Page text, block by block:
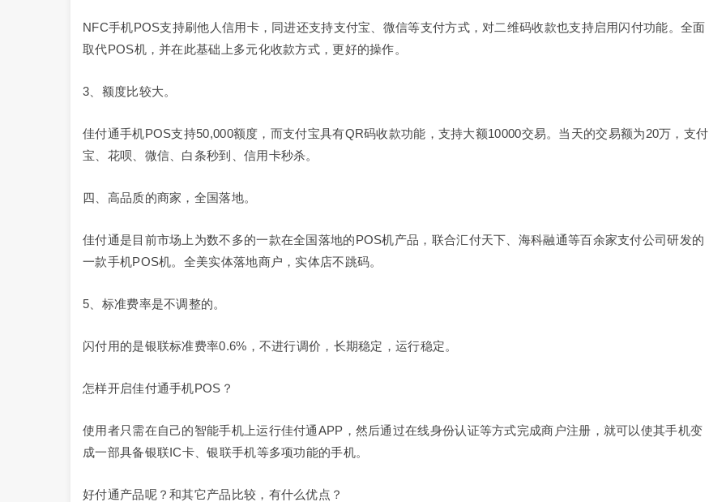
NFC手机POS支持刷他人信用卡，同进还支持支付宝、微信等支付方式，对二维码收款也支持启用闪付功能。全面
取代POS机，并在此基础上多元化收款方式，更好的操作。
3、额度比较大。
佳付通手机POS支持50,000额度，而支付宝具有QR码收款功能，支持大额10000交易。当天的交易额为20万，支付
宝、花呗、微信、白条秒到、信用卡秒杀。
四、高品质的商家，全国落地。
佳付通是目前市场上为数不多的一款在全国落地的POS机产品，联合汇付天下、海科融通等百余家支付公司研发的
一款手机POS机。全美实体落地商户，实体店不跳码。
5、标准费率是不调整的。
闪付用的是银联标准费率0.6%，不进行调价，长期稳定，运行稳定。
怎样开启佳付通手机POS？
使用者只需在自己的智能手机上运行佳付通APP，然后通过在线身份认证等方式完成商户注册，就可以使其手机变
成一部具备银联IC卡、银联手机等多项功能的手机。
好付通产品呢？和其它产品比较，有什么优点？